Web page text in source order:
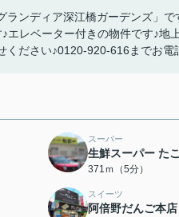
ランディア深江橋ガーデンズ」
エレベーター付きの物件です♪
ください♪0120-920-616までお電
スーパー
生鮮スーパー た
371ｍ（5分）
スイーツ
阿倍野だんご本店